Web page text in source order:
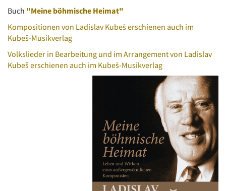
Buch "Meine böhmische Heimat"
Kompositionen von Ladislav Kubeš erschienen auch im
Kubeš-Musikverlag
Volkslieder in Bearbeitung und im Arrangement von Ladislav
Kubeš erschienen auch im Kubeš-Musikverlag